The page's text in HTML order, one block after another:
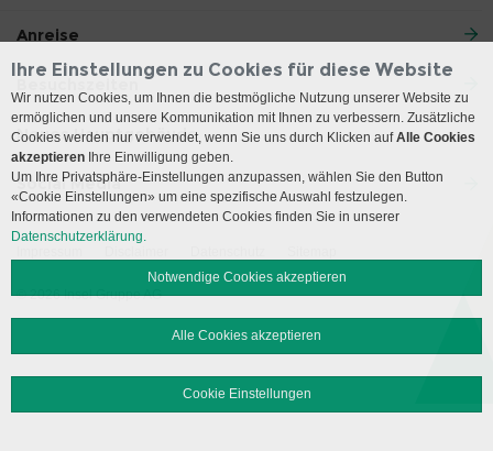
Anreise
Neues Hauptgebäude
Social Media
© 2026 Insel Gruppe AG
Ihre Einstellungen zu Cookies für diese Website
Wir nutzen Cookies, um Ihnen die bestmögliche Nutzung unserer Website zu
ermöglichen und unsere Kommunikation mit Ihnen zu verbessern. Zusätzliche
Cookies werden nur verwendet, wenn Sie uns durch Klicken aufAlle Cookies
akzeptieren Ihre Einwilligung geben.
Um Ihre Privatsphäre-Einstellungen anzupassen, wählen Sie den Button
«Cookie Einstellungen» um eine spezifische Auswahl festzulegen.
Informationen zu den verwendeten Cookies finden Sie in unserer
Datenschutzerklärung.
Notwendige Cookies akzeptieren
Alle Cookies akzeptieren
Cookie Einstellungen